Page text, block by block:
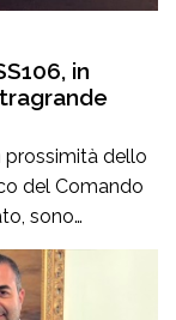
in
prossimità dello
del Comando
sono
svincolo per la
stradale che